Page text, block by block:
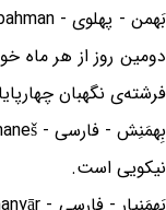
دومین روز از هر ماه
فرشته‌ی نگهبان
نیکویی است.